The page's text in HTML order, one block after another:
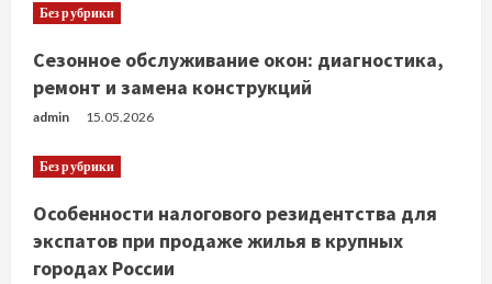
Без рубрики
Сезонное обслуживание окон: диагностика,
ремонт и замена конструкций
admin 15.05.2026
Без рубрики
Особенности налогового резидентства для
экспатов при продаже жилья в крупных
городах России